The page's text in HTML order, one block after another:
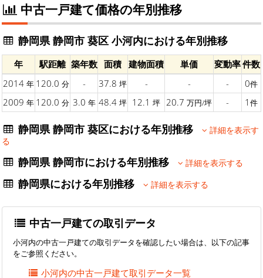
中古一戸建て価格の年別推移
静岡県 静岡市 葵区 小河内における年別推移
年 駅距離 築年数 面積 建物面積 単価 変動率件数
2014 年 120.0 分 - 37.8 坪 - - - 0件
2009 年 120.0 分 3.0 年 48.4 坪 12.1 坪 20.7 万円/坪 - 1 件
静岡県 静岡市 葵区における年別推移
詳細を表示す
る
静岡県 静岡市における年別推移 詳細を表示する
静岡県における年別推移 詳細を表示する
中古一戸建ての取引データ
小河内の中古一戸建ての取引データを確認したい場合は、以下の記事
をご参照ください。
小河内の中古一戸建て取引データ一覧